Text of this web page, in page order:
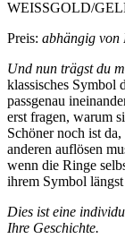
WEISSGOLD/
Preis: abhängig von
Und nun trägst du
klassisches Symbol
passgenau
erst fragen, warum
Schöner noch ist
anderen auflösen
wenn die Ringe
ihrem Symbol längst
Dies ist eine
Ihre Geschichte.